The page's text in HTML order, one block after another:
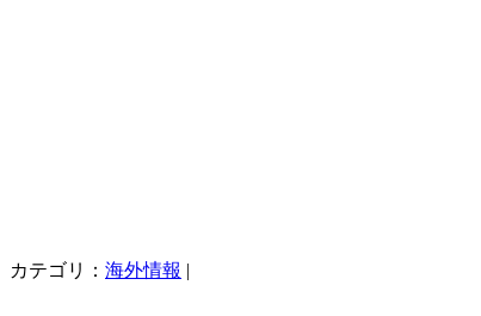
カテゴリ： 海外情報